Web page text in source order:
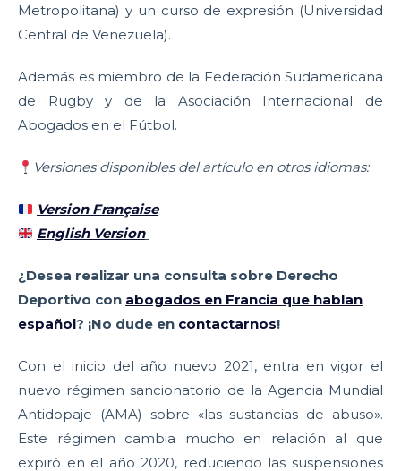
Metropolitana) y un curso de expresión (Universidad
Central de Venezuela).
Además es miembro de la Federación Sudamericana
de Rugby y de la Asociación Internacional de
Abogados en el Fútbol.
Versiones disponibles del artículo en otros idiomas:
Version Française
English Version
¿Desea realizar una consulta sobre Derecho
Deportivo con abogados en Francia que hablan
español? ¡No dude en contactarnos!
Con el inicio del año nuevo 2021, entra en vigor el
nuevo régimen sancionatorio de la Agencia Mundial
Antidopaje (AMA) sobre «las sustancias de abuso».
Este régimen cambia mucho en relación al que
expiró en el año 2020, reduciendo las suspensiones